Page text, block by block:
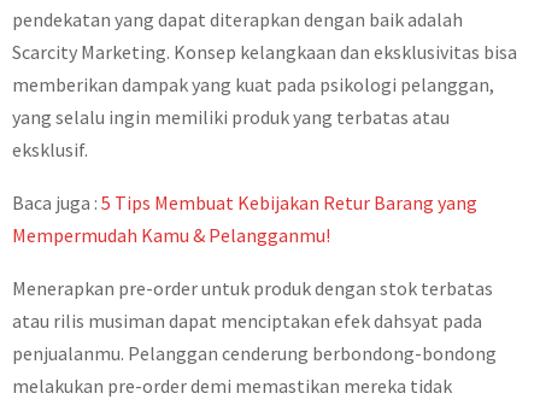
pendekatan yang dapat diterapkan dengan baik adalah
Scarcity Marketing. Konsep kelangkaan dan eksklusivitas bisa
memberikan dampak yang kuat pada psikologi pelanggan,
yang selalu ingin memiliki produk yang terbatas atau
eksklusif.
Baca juga : 5 Tips Membuat Kebijakan Retur Barang yang
Mempermudah Kamu & Pelangganmu!
Menerapkan pre-order untuk produk dengan stok terbatas
atau rilis musiman dapat menciptakan efek dahsyat pada
penjualanmu. Pelanggan cenderung berbondong-bondong
melakukan pre-order demi memastikan mereka tidak